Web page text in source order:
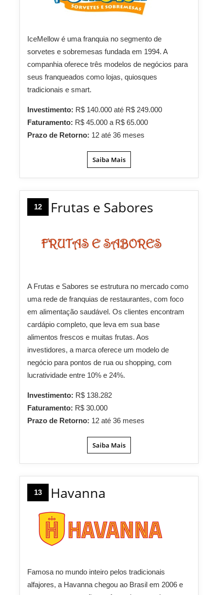
IceMellow é uma franquia no segmento de
sorvetes e sobremesas fundada em 1994. A
companhia oferece três modelos de negócios para
seus franqueados como lojas, quiosques
tradicionais e smart.
Investimento: R$ 140.000 até R$ 249.000
Faturamento: R$ 45.000 a R$ 65.000
Prazo de Retorno: 12 até 36 meses
Saiba Mais
12 Frutas e Sabores
A Frutas e Sabores se estrutura no mercado como
uma rede de franquias de restaurantes, com foco
em alimentação saudável. Os clientes encontram
cardápio completo, que leva em sua base
alimentos frescos e muitas frutas. Aos
investidores, a marca oferece um modelo de
negócio para pontos de rua ou shopping, com
lucratividade entre 10% e 24%.
Investimento: R$ 138.282
Faturamento: R$ 30.000
Prazo de Retorno: 12 até 36 meses
Saiba Mais
13 Havanna
Famosa no mundo inteiro pelos tradicionais
alfajores, a Havanna chegou ao Brasil em 2006 e